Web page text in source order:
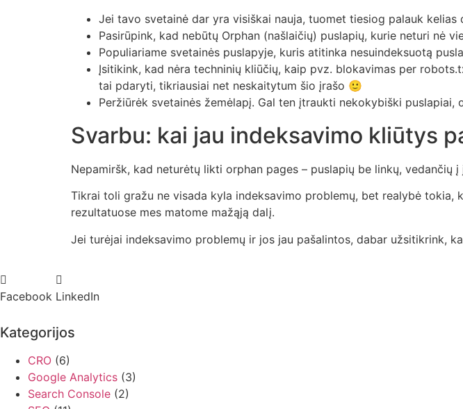
Jei tavo svetainė dar yra visiškai nauja, tuomet tiesiog palauk
Pasirūpink, kad nebūtų Orphan (našlaičių) puslapių, kurie neturi nė
Populiariame svetainės puslapyje, kuris atitinka nesuindeksuotą
Įsitikink, kad nėra techninių kliūčių, kaip pvz. blokavimas per
tai pdaryti, tikriausiai net neskaitytum šio įrašo 🙂
Peržiūrėk svetainės žemėlapį. Gal ten įtraukti nekokybiški puslapiai,
Svarbu: kai jau indeksavimo kliūtys
Nepamiršk, kad neturėtų likti orphan pages – puslapių be linkų, vedančių į
Tikrai toli gražu ne visada kyla indeksavimo problemų, bet realybė
rezultatuose mes matome mažąją dalį.
Jei turėjai indeksavimo problemų ir jos jau pašalintos, dabar užsitikrink,
Facebook LinkedIn
Kategorijos
CRO (6)
Google Analytics (3)
Search Console (2)